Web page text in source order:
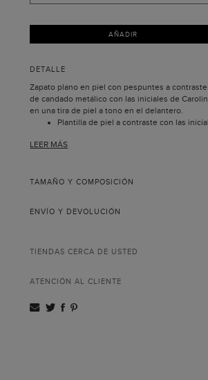
AÑADIR
DETALLE
Zapato plano en piel con pespuntes a
de candado metálico con las iniciales de
en una tira de piel a tono en el delantero.
Plantilla de piel a contraste con las
Suela de piel.
LEER MÁS
TAMAÑO Y COMPOSICIÓN
ENVÍO Y DEVOLUCIÓN
TIENDAS CERCA DE USTED
ATENCIÓN AL CLIENTE